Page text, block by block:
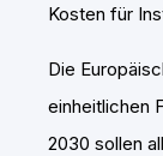
Kosten für
Die
einheitlichen
2030 sollen